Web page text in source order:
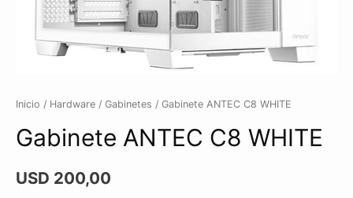
Inicio / Hardware / Gabinetes / Gabinete ANTEC C8 WHITE
Gabinete ANTEC C8 WHITE
USD 200,00